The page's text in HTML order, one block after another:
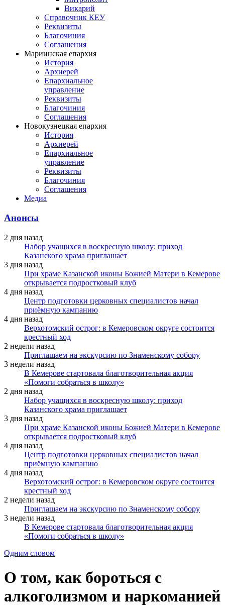
Викарий
Справочник КЕУ
Реквизиты
Благочиния
Соглашения
Мариинская епархия
История
Архиерей
Епархиальное
управление
Реквизиты
Благочиния
Соглашения
Новокузнецкая епархия
История
Архиерей
Епархиальное
управление
Реквизиты
Благочиния
Соглашения
Медиа
Анонсы
2 дня назад
Набор учащихся в воскресную школу: приход
Казанского храма приглашает
3 дня назад
При храме Казанской иконы Божией Матери в Кемерове
открывается подростковый клуб
4 дня назад
Центр подготовки церковных специалистов начал
приёмную кампанию
4 дня назад
Верхотомский острог: в Кемеровском округе состоится
крестный ход
2 недели назад
Приглашаем на экскурсию по Знаменскому собору
3 недели назад
В Кемерове стартовала благотворительная акция
«Помоги собраться в школу»
2 дня назад
Набор учащихся в воскресную школу: приход
Казанского храма приглашает
3 дня назад
При храме Казанской иконы Божией Матери в Кемерове
открывается подростковый клуб
4 дня назад
Центр подготовки церковных специалистов начал
приёмную кампанию
4 дня назад
Верхотомский острог: в Кемеровском округе состоится
крестный ход
2 недели назад
Приглашаем на экскурсию по Знаменскому собору
3 недели назад
В Кемерове стартовала благотворительная акция
«Помоги собраться в школу»
Одним словом
О том, как бороться с
алкоголизмом и наркоманией